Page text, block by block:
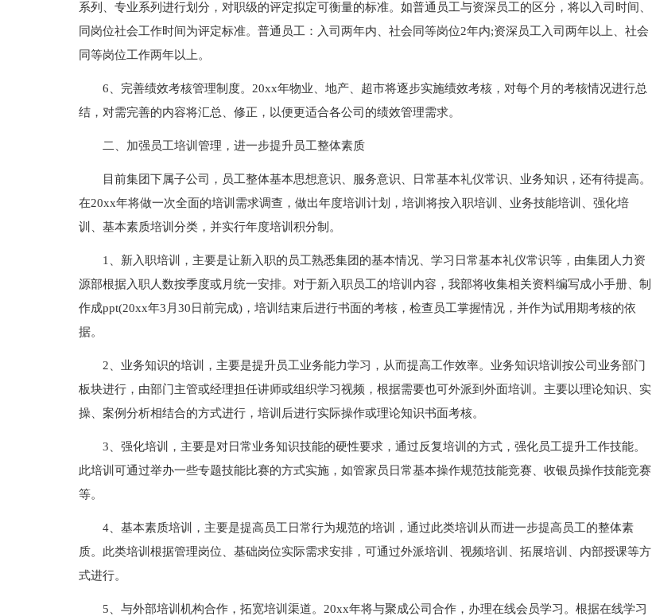
系列、专业系列进行划分，对职级的评定拟定可衡量的标准。如普通员工与资深员工的区分，将以入司时间、
同岗位社会工作时间为评定标准。普通员工：入司两年内、社会同等岗位2年内;资深员工入司两年以上、社会
同等岗位工作两年以上。
6、完善绩效考核管理制度。20xx年物业、地产、超市将逐步实施绩效考核，对每个月的考核情况进行总
结，对需完善的内容将汇总、修正，以便更适合各公司的绩效管理需求。
二、加强员工培训管理，进一步提升员工整体素质
目前集团下属子公司，员工整体基本思想意识、服务意识、日常基本礼仪常识、业务知识，还有待提高。
在20xx年将做一次全面的培训需求调查，做出年度培训计划，培训将按入职培训、业务技能培训、强化培
训、基本素质培训分类，并实行年度培训积分制。
1、新入职培训，主要是让新入职的员工熟悉集团的基本情况、学习日常基本礼仪常识等，由集团人力资
源部根据入职人数按季度或月统一安排。对于新入职员工的培训内容，我部将收集相关资料编写成小手册、制
作成ppt(20xx年3月30日前完成)，培训结束后进行书面的考核，检查员工掌握情况，并作为试用期考核的依
据。
2、业务知识的培训，主要是提升员工业务能力学习，从而提高工作效率。业务知识培训按公司业务部门
板块进行，由部门主管或经理担任讲师或组织学习视频，根据需要也可外派到外面培训。主要以理论知识、实
操、案例分析相结合的方式进行，培训后进行实际操作或理论知识书面考核。
3、强化培训，主要是对日常业务知识技能的硬性要求，通过反复培训的方式，强化员工提升工作技能。
此培训可通过举办一些专题技能比赛的方式实施，如管家员日常基本操作规范技能竞赛、收银员操作技能竞赛
等。
4、基本素质培训，主要是提高员工日常行为规范的培训，通过此类培训从而进一步提高员工的整体素
质。此类培训根据管理岗位、基础岗位实际需求安排，可通过外派培训、视频培训、拓展培训、内部授课等方
式进行。
5、与外部培训机构合作，拓宽培训渠道。20xx年将与聚成公司合作，办理在线会员学习。根据在线学习